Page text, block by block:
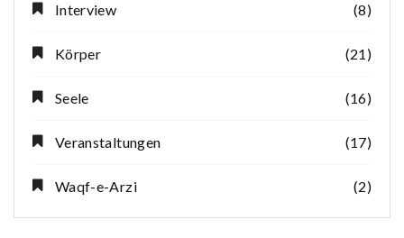
Interview (8)
Körper (21)
Seele (16)
Veranstaltungen (17)
Waqf-e-Arzi (2)